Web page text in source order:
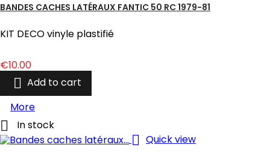
BANDES CACHES LATÉRAUX FANTIC 50 RC 1979-81
KIT DECO vinyle plastifié
Price
€10.00
 Add to cart
More
 In stock
 Quick view